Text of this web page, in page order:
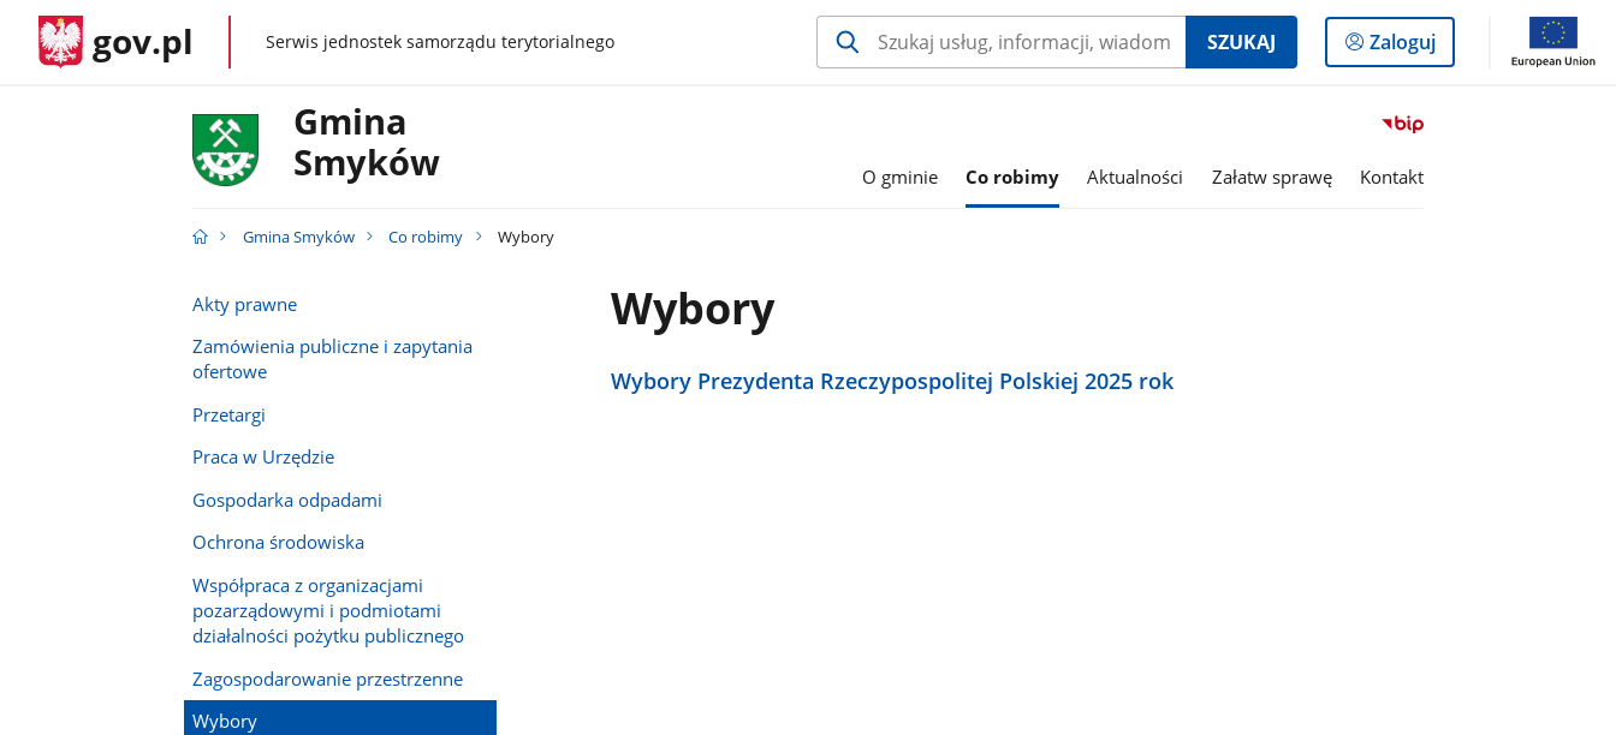
gov.pl gov.plSerwis jednostek samorządu terytorialnego SZUKAJ
Logowanie
do
Zaloguj
Przejdź
serwisu
Gmina
Smyków
O gminie Co robimy Aktualności Załatw sprawę Kontakt
Gmina Smyków Co robimy Wybory
Akty prawne
Zamówienia publiczne i zapytania
ofertowe
Przetargi
Praca w Urzędzie
Gospodarka odpadami
Ochrona środowiska
Współpraca z organizacjami
pozarządowymi i podmiotami
działalności pożytku publicznego
Zagospodarowanie przestrzenne
Wybory
Wybory
Wybory Prezydenta Rzeczypospolitej Polskiej 2025 rok